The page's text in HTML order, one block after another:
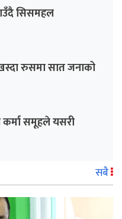
सिसमहल
खस्दा रुसमा सात जनाको
कर्मा समूहले यसरी
सबै